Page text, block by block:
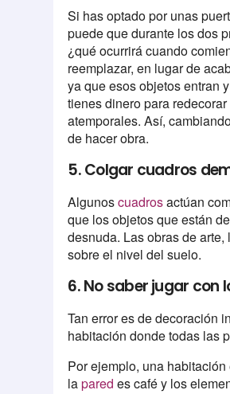
Si has optado por unas
puede que durante los dos
¿qué ocurrirá cuando
reemplazar, en lugar de
ya que esos objetos entran
tienes dinero para
atemporales. Así,
de hacer obra.
5. Colgar cuadros
Algunoscuadrosactúan
que los objetos que están
desnuda. Las obras de
sobre el nivel del suelo.
6. No saber jugar con
Tan error es de decoración
habitación donde todas las
Por ejemplo, una
laparedes café y los